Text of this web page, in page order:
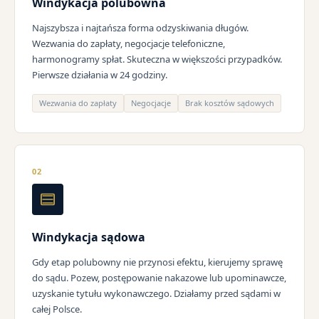
Najszybsza i najtańsza forma odzyskiwania długów.
Wezwania do zapłaty, negocjacje telefoniczne,
harmonogramy spłat. Skuteczna w większości przypadków.
Pierwsze działania w 24 godziny.
Wezwania do zapłaty Negocjacje Brak kosztów sądowych
02
Windykacja sądowa
Gdy etap polubowny nie przynosi efektu, kierujemy sprawę
do sądu. Pozew, postępowanie nakazowe lub upominawcze,
uzyskanie tytułu wykonawczego. Działamy przed sądami w
całej Polsce.